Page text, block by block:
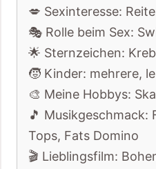
💋 Sexinteresse:
🎭 Rolle beim Sex:
🌟 Sternzeichen:
🧒 Kinder: mehrere,
🎨 Meine Hobbys:
🎵 Musikgeschmack:
Tops, Fats Domino
🎬 Lieblingsfilm: